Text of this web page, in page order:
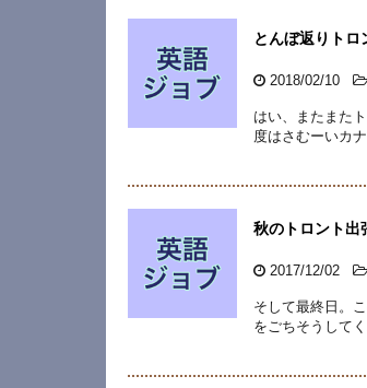
とんぼ返りト
2018/02/10
はい、またまた
度はさむーいカ
秋のトロント出
2017/12/02
そして最終日。
をごちそうして